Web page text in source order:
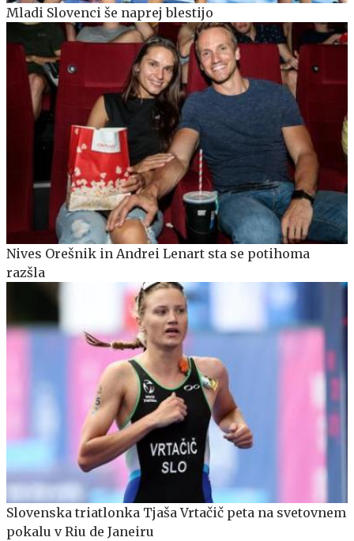
Mladi Slovenci še naprej blestijo
Nives Orešnik in Andrei Lenart sta se potihoma
razšla
Slovenska triatlonka Tjaša Vrtačič peta na svetovnem
pokalu v Riu de Janeiru